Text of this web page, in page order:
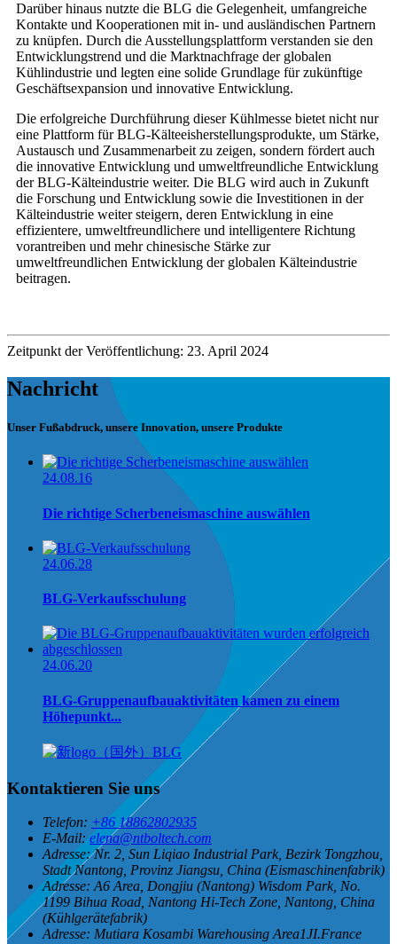
Darüber hinaus nutzte die BLG die Gelegenheit, umfangreiche
Kontakte und Kooperationen mit in- und ausländischen Partnern
zu knüpfen. Durch die Ausstellungsplattform verstanden sie den
Entwicklungstrend und die Marktnachfrage der globalen
Kühlindustrie und legten eine solide Grundlage für zukünftige
Geschäftsexpansion und innovative Entwicklung.
Die erfolgreiche Durchführung dieser Kühlmesse bietet nicht nur
eine Plattform für BLG-Kälteeisherstellungsprodukte, um Stärke,
Austausch und Zusammenarbeit zu zeigen, sondern fördert auch
die innovative Entwicklung und umweltfreundliche Entwicklung
der BLG-Kälteindustrie weiter. Die BLG wird auch in Zukunft
die Forschung und Entwicklung sowie die Investitionen in der
Kälteindustrie weiter steigern, deren Entwicklung in eine
effizientere, umweltfreundlichere und intelligentere Richtung
vorantreiben und mehr chinesische Stärke zur
umweltfreundlichen Entwicklung der globalen Kälteindustrie
beitragen.
Zeitpunkt der Veröffentlichung: 23. April 2024
Nachricht
Unser Fußabdruck, unsere Innovation, unsere Produkte
24.08.16
Die richtige Scherbeneismaschine auswählen
24.06.28
BLG-Verkaufsschulung
24.06.20
BLG-Gruppenaufbauaktivitäten kamen zu einem
Höhepunkt...
Kontaktieren Sie uns
Telefon: +86 18862802935
E-Mail: elena@ntboltech.com
Adresse: Nr. 2, Sun Liqiao Industrial Park, Bezirk Tongzhou,
Stadt Nantong, Provinz Jiangsu, China (Eismaschinenfabrik)
Adresse: A6 Area, Dongjiu (Nantong) Wisdom Park, No.
1199 Bihua Road, Nantong Hi-Tech Zone, Nantong, China
(Kühlgerätefabrik)
Adresse: Mutiara Kosambi Warehousing Area1JI.France